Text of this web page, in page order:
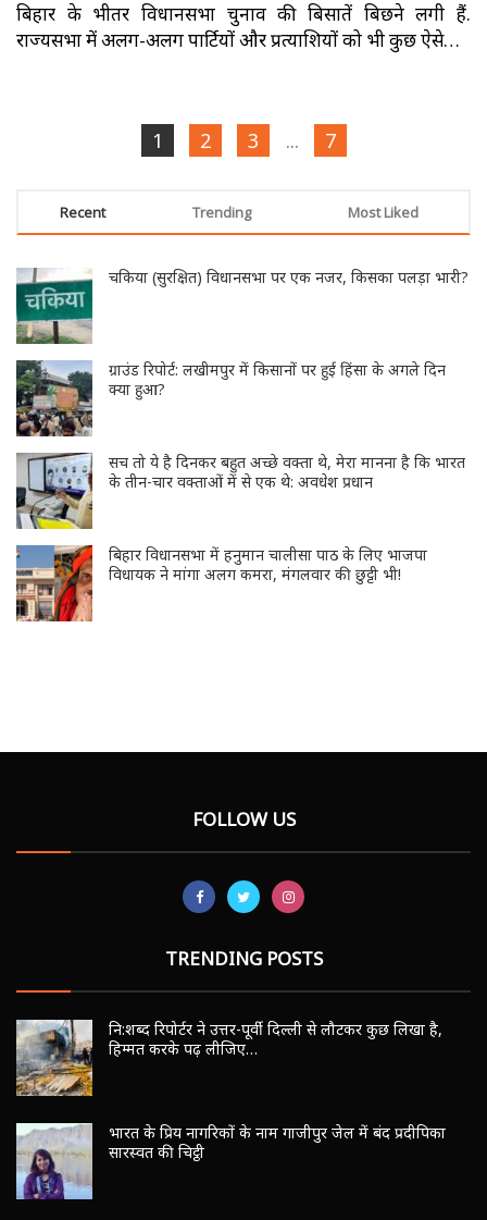
बिहार के भीतर विधानसभा चुनाव की बिसातें बिछने लगी हैं.
राज्यसभा में अलग-अलग पार्टियों और प्रत्याशियों को भी कुछ ऐसे…
1 2 3 ... 7
Recent Trending Most Liked
चकिया (सुरक्षित) विधानसभा पर एक नजर, किसका पलड़ा भारी?
ग्राउंड रिपोर्ट: लखीमपुर में किसानों पर हुई हिंसा के अगले दिन
क्या हुआ?
सच तो ये है दिनकर बहुत अच्छे वक्ता थे, मेरा मानना है कि भारत
के तीन-चार वक्ताओं में से एक थे: अवधेश प्रधान
बिहार विधानसभा में हनुमान चालीसा पाठ के लिए भाजपा
विधायक ने मांगा अलग कमरा, मंगलवार की छुट्टी भी!
FOLLOW US
TRENDING POSTS
नि:शब्द रिपोर्टर ने उत्तर-पूर्वी दिल्ली से लौटकर कुछ लिखा है,
हिम्मत करके पढ़ लीजिए…
भारत के प्रिय नागरिकों के नाम गाजीपुर जेल में बंद प्रदीपिका
सारस्वत की चिट्ठी